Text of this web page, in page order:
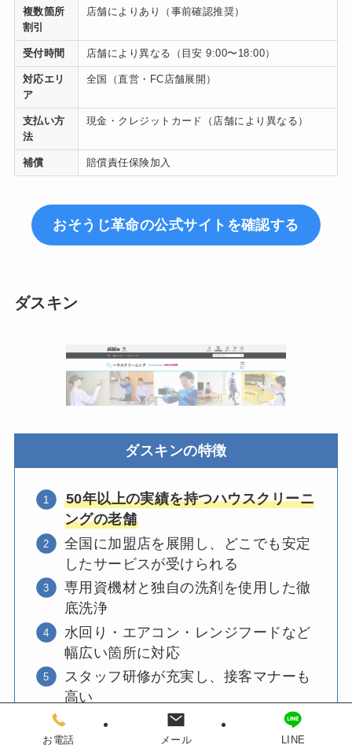
複数箇所
割引
店舗によりあり（事前確認推奨）
受付時間 店舗により異なる（目安 9:00〜18:00）
対応エリ
ア
全国（直営・FC店舗展開）
支払い方
法
現金・クレジットカード（店舗により異なる）
補償 賠償責任保険加入
おそうじ革命の公式サイトを確認する
ダスキン
ダスキンの特徴
50年以上の実績を持つハウスクリーニ
ングの老舗
全国に加盟店を展開し、どこでも安定
したサービスが受けられる
専用資機材と独自の洗剤を使用した徹
底洗浄
水回り・エアコン・レンジフードなど
幅広い箇所に対応
スタッフ研修が充実し、接客マナーも
高い
お電話 メール LINE